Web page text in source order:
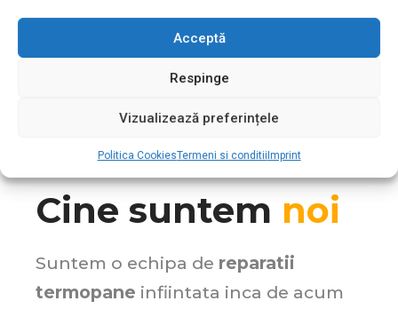
Acceptă
Respinge
Vizualizează preferințele
Politica CookiesTermeni si conditii Imprint
Cine suntem noi
Suntem o echipa de reparatii
termopane infiintata inca de acum